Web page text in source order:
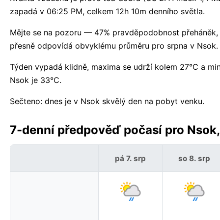
zapadá v 06:25 PM, celkem 12h 10m denního světla.
Mějte se na pozoru — 47% pravděpodobnost
přesně odpovídá obvyklému průměru pro srpna v Nsok.
Týden vypadá klidně, maxima se udrží kolem 27°C a
Nsok je 33°C.
Sečteno: dnes je v Nsok skvělý den na pobyt venku.
7-denní předpověď počasí pro
pá 7. srp so 8. srp